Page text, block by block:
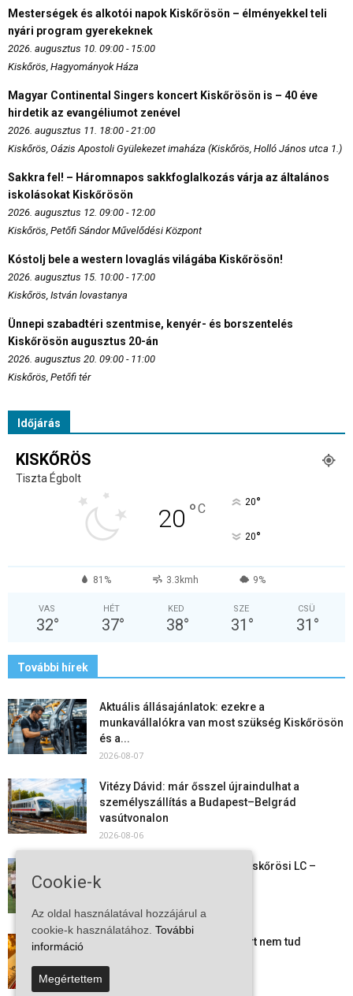
Mesterségek és alkotói napok Kiskőrösön – élményekkel teli
nyári program gyerekeknek
2026. augusztus 10. 09:00 - 15:00
Kiskőrös, Hagyományok Háza
Magyar Continental Singers koncert Kiskőrösön is – 40 éve
hirdetik az evangéliumot zenével
2026. augusztus 11. 18:00 - 21:00
Kiskőrös, Oázis Apostoli Gyülekezet imaháza (Kiskőrös, Holló János utca 1.)
Sakkra fel! – Háromnapos sakkfoglalkozás várja az általános
iskolásokat Kiskőrösön
2026. augusztus 12. 09:00 - 12:00
Kiskőrös, Petőfi Sándor Művelődési Központ
Kóstolj bele a western lovaglás világába Kiskőrösön!
2026. augusztus 15. 10:00 - 17:00
Kiskőrös, István lovastanya
Ünnepi szabadtéri szentmise, kenyér- és borszentelés
Kiskőrösön augusztus 20-án
2026. augusztus 20. 09:00 - 11:00
Kiskőrös, Petőfi tér
Időjárás
KISKŐRÖS
Tiszta Égbolt
20 °C 20°
20°
81% 3.3kmh 9%
VAS
32°
HÉT
37°
KED
38°
SZE
31 °
CSÜ
31 °
További hírek
Aktuális állásajánlatok: ezekre a
munkavállalókra van most szükség Kiskőrösön
és a...
2026-08-07
Vitézy Dávid: már ősszel újraindulhat a
személyszállítás a Budapest–Belgrád
vasútvonalon
2026-08-06
Megkezdte a felkészülést a Kiskőrösi LC –
együtt maradt a keret,...
Mi történik Európa felett? Ezért nem tud
2026-08-05
Cookie-k
Az oldal használatával hozzájárul a
cookie-k használatához. További
információ
Megértettem